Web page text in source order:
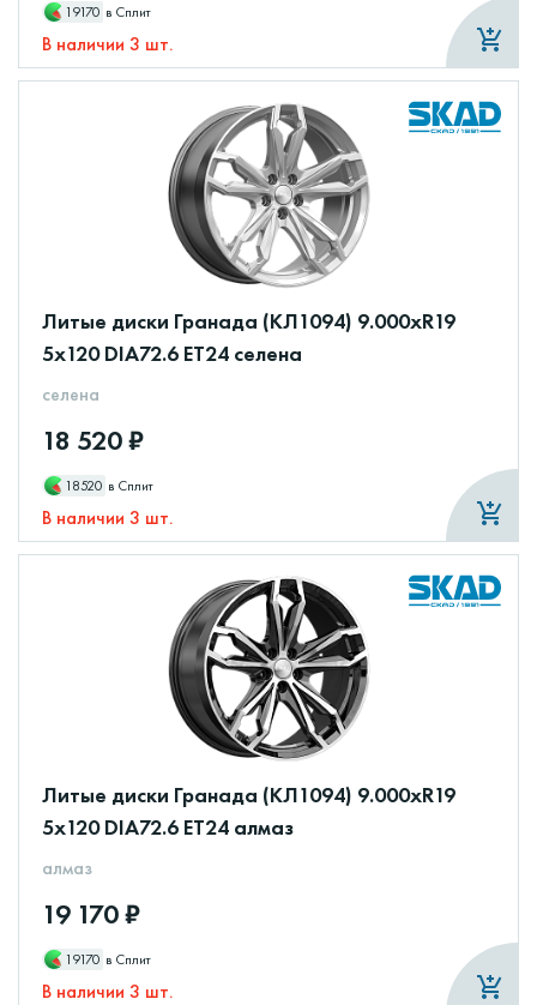
19170 в Сплит
В наличии 3 шт.
Литые диски Гранада (КЛ1094) 9.000xR19
5x120 DIA72.6 ET24 селена
селена
18 520 ₽
18520 в Сплит
В наличии 3 шт.
Литые диски Гранада (КЛ1094) 9.000xR19
5x120 DIA72.6 ET24 алмаз
алмаз
19 170 ₽
19170 в Сплит
В наличии 3 шт.